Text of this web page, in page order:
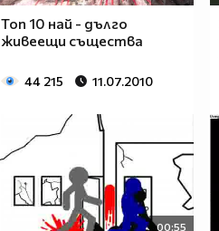
Топ 10 най - дълго
живеещи същества
44 215 11.07.2010
00:55